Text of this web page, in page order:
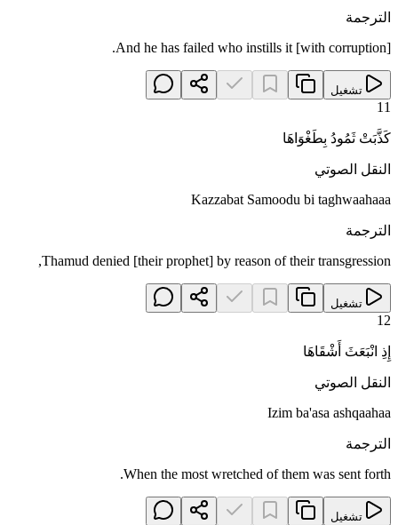
الترجمة
And he has failed who instills it [with corruption].
تشغيل
11
كَذَّبَتْ ثَمُودُ بِطَغْوَاهَا
النقل الصوتي
Kazzabat Samoodu bi taghwaahaaa
الترجمة
Thamud denied [their prophet] by reason of their transgression,
تشغيل
12
إِذِ انْبَعَثَ أَشْقَاهَا
النقل الصوتي
Izim ba'asa ashqaahaa
الترجمة
When the most wretched of them was sent forth.
تشغيل